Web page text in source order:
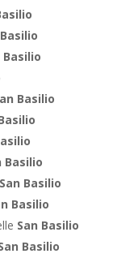
Basilio
Basilio
Basilio
San Basilio
Basilio
San Basilio
Basilio